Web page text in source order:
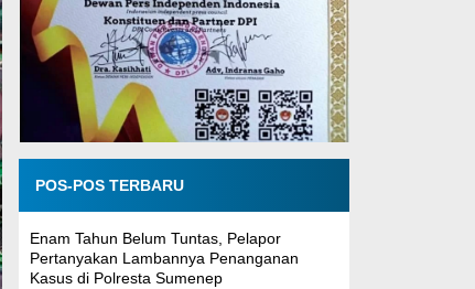
POS-POS TERBARU
Enam Tahun Belum Tuntas, Pelapor
Pertanyakan Lambannya Penanganan
Kasus di Polresta Sumenep